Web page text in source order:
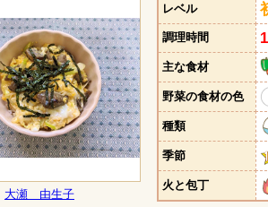
大瀬 由生子
レベル
調理時間
主な食材
野菜の食材の色
種類
季節
火と包丁